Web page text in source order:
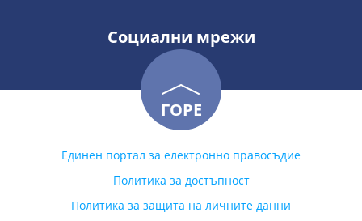
Социални мрежи
ГОРЕ
Единен портал за електронно правосъдие
Политика за достъпност
Политика за защита на личните данни